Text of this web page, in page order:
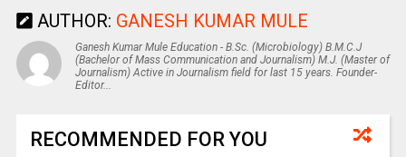
AUTHOR: GANESH KUMAR MULE
Ganesh Kumar Mule Education - B.Sc. (Microbiology) B.M.C.J
(Bachelor of Mass Communication and Journalism) M.J. (Master of
Journalism) Active in Journalism field for last 15 years. Founder-
Editor...
RECOMMENDED FOR YOU